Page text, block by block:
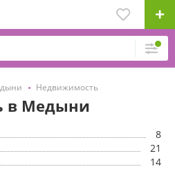
Недвижимость
в Медыни
8
21
14